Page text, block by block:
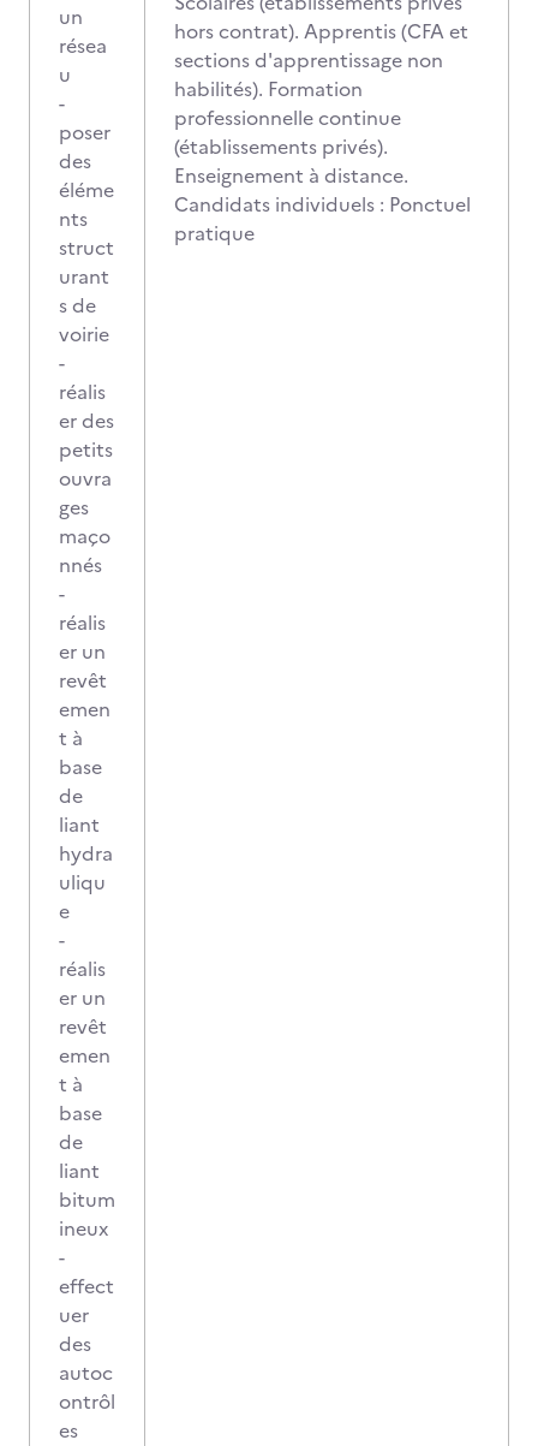
un
résea
u
-
poser
des
éléme
nts
struct
urant
s de
voirie
-
réalis
er des
petits
ouvra
ges
maço
nnés
-
réalis
er un
revêt
emen
t à
base
de
liant
hydra
uliqu
e
-
réalis
er un
revêt
emen
t à
base
de
liant
bitum
ineux
-
effect
uer
des
autoc
ontrôl
es
hors contrat). Apprentis (CFA et
sections d'apprentissage non
habilités). Formation
professionnelle continue
(établissements privés).
Enseignement à distance.
Candidats individuels : Ponctuel
pratique